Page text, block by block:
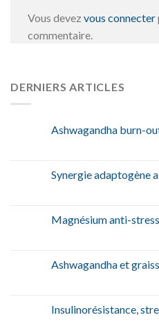
Vous devez vous connecter
commentaire.
DERNIERS ARTICLES
Ashwagandha burn-
Synergie adaptogène
Magnésium anti-stress
Ashwagandha et
Insulinorésistance,